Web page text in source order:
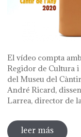
El vídeo compta
Regidor de Cultura
del Museu del
André Ricard,
Larrea, director de
leer más